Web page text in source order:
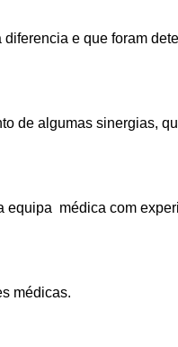
e que foram
de algumas sinergias,
equipa médica com
médicas.